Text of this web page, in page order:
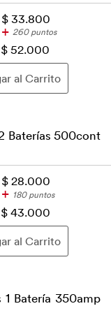
$ 33.800
+ 260 puntos
$ 52.000
Baterías 500cont
$ 28.000
+ 180 puntos
$ 43.000
Batería 350amp